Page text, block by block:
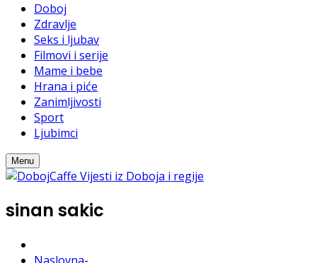
Doboj
Zdravlje
Seks i ljubav
Filmovi i serije
Mame i bebe
Hrana i piće
Zanimljivosti
Sport
Ljubimci
Menu
sinan sakic